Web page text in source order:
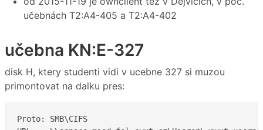
učebnách T2:A4-405 a T2:A4-402
učebna KN:E-327
disk H, ktery studenti vidi v ucebne 327 si muzou
primontovat na dalku pres:
Proto: SMB\CIFS